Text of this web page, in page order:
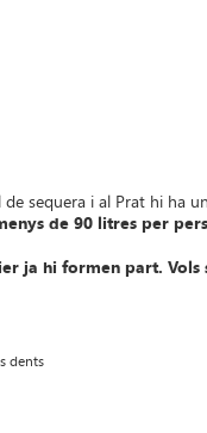
de sequera i al Prat hi ha
de 90 litres per
ja hi formen part.
dents